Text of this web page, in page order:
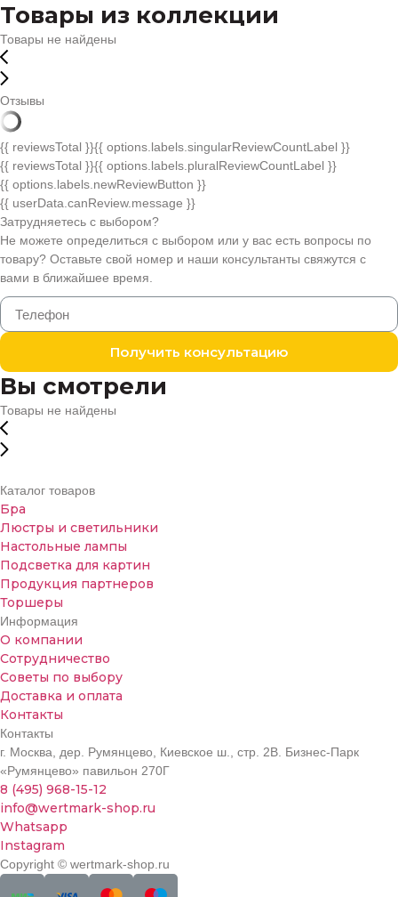
Товары из коллекции
Товары не найдены
Отзывы
{{ reviewsTotal }}{{ options.labels.singularReviewCountLabel }}
{{ reviewsTotal }}{{ options.labels.pluralReviewCountLabel }}
{{ options.labels.newReviewButton }}
{{ userData.canReview.message }}
Затрудняетесь с выбором?
Не можете определиться с выбором или у вас есть вопросы по
товару? Оставьте свой номер и наши консультанты свяжутся с
вами в ближайшее время.
Получить консультацию
Вы смотрели
Товары не найдены
Каталог товаров
Бра
Люстры и светильники
Настольные лампы
Подсветка для картин
Продукция партнеров
Торшеры
Информация
О компании
Сотрудничество
Советы по выбору
Доставка и оплата
Контакты
Контакты
г. Москва, дер. Румянцево, Киевское ш., стр. 2В. Бизнес-Парк
«Румянцево» павильон 270Г
8 (495) 968-15-12
info@wertmark-shop.ru
Whatsapp
Instagram
Copyright © wertmark-shop.ru